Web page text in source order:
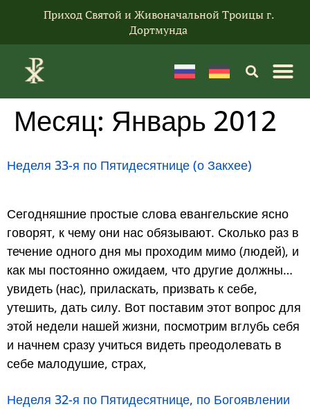
Приход Святой и Живоначальной Троицы г.
Дортмунда
Месяц: Январь 2012
Неделя 33-я по Пятидесятнице (о Закхее)
Сегодняшние простые слова евангельские ясно
говорят, к чему они нас обязывают. Сколько раз в
течение одного дня мы проходим мимо (людей), и
как мы постоянно ожидаем, что другие должны…
увидеть (нас), приласкать, призвать к себе,
утешить, дать силу. Вот поставим этот вопрос для
этой недели нашей жизни, посмотрим вглубь себя
и начнем сразу учиться видеть преодолевать в
себе малодушие, страх,
Неделя 32-я по Пятидесятнице, по Богоявлении